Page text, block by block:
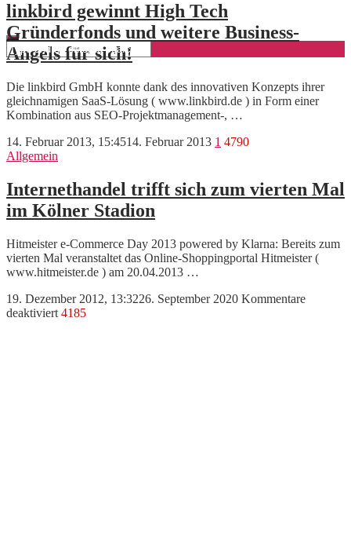
linkbird gewinnt High Tech
Gründerfonds und weitere Business-
Angels für sich!
Die linkbird GmbH konnte dank des innovativen Konzepts ihrer
gleichnamigen SaaS-Lösung ( www.linkbird.de ) in Form einer
Kombination aus SEO-Projektmanagement-, …
14. Februar 2013, 15:4514. Februar 2013 1 4790
Allgemein
Internethandel trifft sich zum vierten Mal
im Kölner Stadion
Hitmeister e-Commerce Day 2013 powered by Klarna: Bereits zum
vierten Mal veranstaltet das Online-Shoppingportal Hitmeister (
www.hitmeister.de ) am 20.04.2013 …
19. Dezember 2012, 13:3226. September 2020 Kommentare
deaktiviertfür
4185